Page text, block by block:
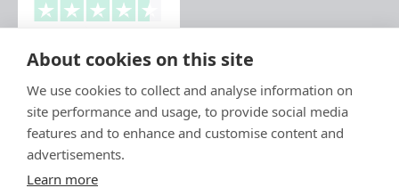
About cookies on this site
We use cookies to collect and analyse information on
site performance and usage, to provide social media
features and to enhance and customise content and
advertisements.
Learn more